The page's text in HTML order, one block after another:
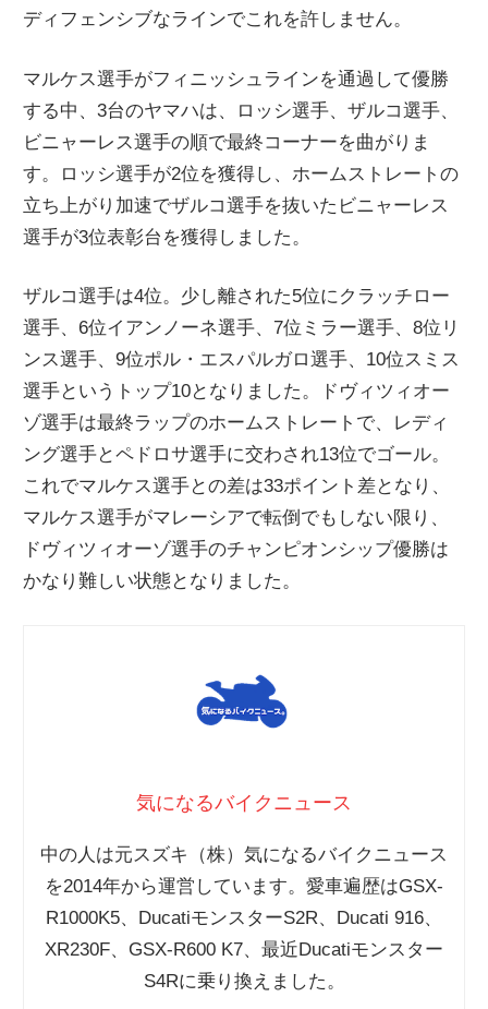
ディフェンシブなラインでこれを許しません。
マルケス選手がフィニッシュラインを通過して優勝
する中、3台のヤマハは、ロッシ選手、ザルコ選手、
ビニャーレス選手の順で最終コーナーを曲がりま
す。ロッシ選手が2位を獲得し、ホームストレートの
立ち上がり加速でザルコ選手を抜いたビニャーレス
選手が3位表彰台を獲得しました。
ザルコ選手は4位。少し離された5位にクラッチロー
選手、6位イアンノーネ選手、7位ミラー選手、8位リ
ンス選手、9位ポル・エスパルガロ選手、10位スミス
選手というトップ10となりました。ドヴィツィオー
ゾ選手は最終ラップのホームストレートで、レディ
ング選手とペドロサ選手に交わされ13位でゴール。
これでマルケス選手との差は33ポイント差となり、
マルケス選手がマレーシアで転倒でもしない限り、
ドヴィツィオーゾ選手のチャンピオンシップ優勝は
かなり難しい状態となりました。
気になるバイクニュース
中の人は元スズキ（株）気になるバイクニュース
を2014年から運営しています。愛車遍歴はGSX-
R1000K5、DucatiモンスターS2R、Ducati 916、
XR230F、GSX-R600 K7、最近Ducatiモンスター
S4Rに乗り換えました。